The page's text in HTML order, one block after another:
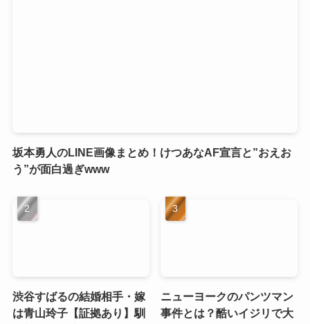
坂本勇人のLINE画像まとめ！けつあなAF宣言と”おえお
う”が面白過ぎwww
渋谷すばるの結婚相手・嫁
は青山玲子【証拠あり】馴
ニューヨークのパンツマン
事件とは？酷いイジリで大